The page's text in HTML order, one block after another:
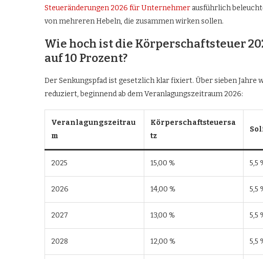
Steueränderungen 2026 für Unternehmer ausführlich
von mehreren Hebeln, die zusammen wirken sollen.
Wie hoch ist die Körperschaftsteuer
auf 10 Prozent?
Der Senkungspfad ist gesetzlich klar fixiert. Über sieben
reduziert, beginnend ab dem Veranlagungszeitraum 2026:
Veranlagungszeitrau
m
Körperschaftsteuersa
tz
2025 15,00 % 5,5
2026 14,00 % 5,5
2027 13,00 % 5,5
2028 12,00 % 5,5